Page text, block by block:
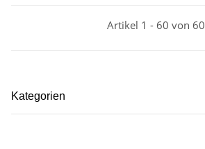
Artikel 1 - 60 von 60
Kategorien